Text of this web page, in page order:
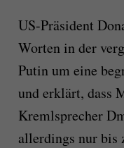
US-Präsident
Worten in der
Putin um eine
und erklärt, dass
Kremlsprecher
allerdings nur bis